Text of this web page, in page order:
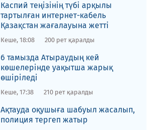
​Каспий теңізінің түбі арқылы
тартылған интернет-кабель
Қазақстан жағалауына жетті
Кеше, 18:08 200 рет қаралды
6 тамызда Атыраудың кей
көшелерінде уақытша жарық
өшіріледі
Кеше, 17:38 210 рет қаралды
Ақтауда оқушыға шабуыл жасалып,
полиция тергеп жатыр